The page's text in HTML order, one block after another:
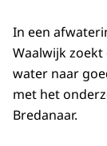
In een
Waalwijk
water naar
met het
Bredanaar.